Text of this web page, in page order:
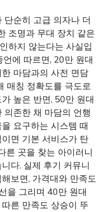
단순히 고급 의자나 더
조명과 무대 장치 같은
하지 않는다는 사실입
에 따르면, 20만 원대
마담과의 사전 면담
매칭 정확도를 극도로
높은 반면, 50만 원대
의존한 채 마담의 언행
요구하는 시스템 때
면 기본 서비스가 탄
른 곳을 찾는 아이러니
다. 실제 후기 커뮤니
보면, 가격대와 만족도
을 그리며 40만 원대
른 만족도 상승이 뚜